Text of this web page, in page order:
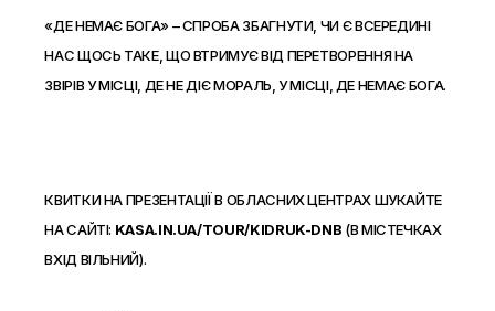
«ДЕ НЕМАЄ БОГА» – СПРОБА ЗБАГНУТИ, ЧИ Є ВСЕРЕДИНІ
НАС ЩОСЬ ТАКЕ, ЩО ВТРИМУЄ ВІД ПЕРЕТВОРЕННЯ НА
ЗВІРІВ У МІСЦІ, ДЕ НЕ ДІЄ МОРАЛЬ, У МІСЦІ, ДЕ НЕМАЄ БОГА.
КВИТКИ НА ПРЕЗЕНТАЦІЇ В ОБЛАСНИХ ЦЕНТРАХ ШУКАЙТЕ
НА САЙТІ: KASA.IN.UA/TOUR/KIDRUK-DNB (В МІСТЕЧКАХ
ВХІД ВІЛЬНИЙ).